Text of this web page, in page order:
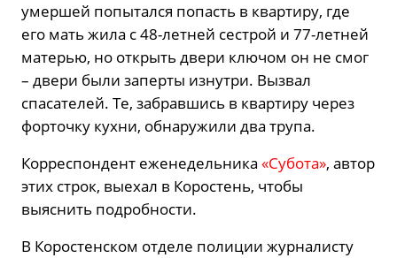
умершей попытался попасть в квартиру, где
его мать жила с 48-летней сестрой и 77-летней
матерью, но открыть двери ключом он не смог
– двери были заперты изнутри. Вызвал
спасателей. Те, забравшись в квартиру через
форточку кухни, обнаружили два трупа.
Корреспондент еженедельника «Субота», автор
этих строк, выехал в Коростень, чтобы
выяснить подробности.
В Коростенском отделе полиции журналисту